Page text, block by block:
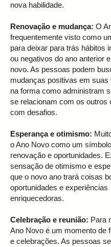
nova habilidade.
Renovação e mudança: O
frequentemente visto como
para deixar para trás hábitos
ou negativos do ano anterior
novo. As pessoas podem
mudanças positivas em suas
na forma como administram
se relacionam com os outros
com desafios.
Esperança e otimismo:
o Ano Novo como um
renovação e oportunidades.
sensação de otimismo e
que o novo ano trará coisas
oportunidades e experiências
enriquecedoras.
Celebração e reunião: Para
Ano Novo é um momento de
e celebrações. As pessoas